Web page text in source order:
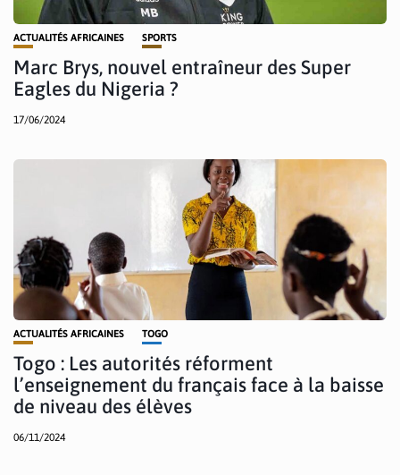
ACTUALITÉS AFRICAINES SPORTS
Marc Brys, nouvel entraîneur des Super
Eagles du Nigeria ?
17/06/2024
ACTUALITÉS AFRICAINES TOGO
Togo : Les autorités réforment
l’enseignement du français face à la baisse
de niveau des élèves
06/11/2024